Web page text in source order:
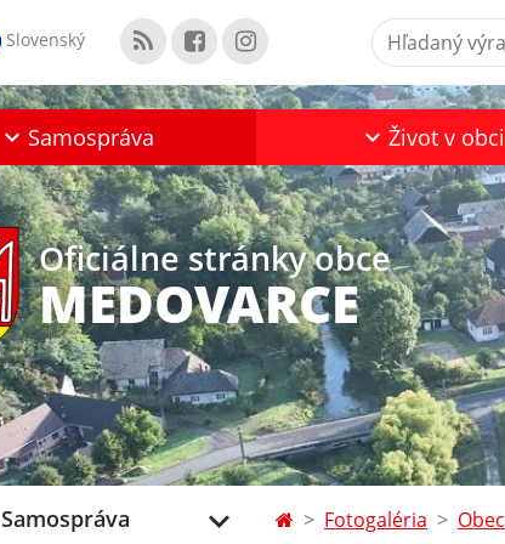
Slovenský Hľadaný výraz...
Samospráva Život v obci
Oficiálne stránky obce
MEDOVARCE
Samospráva Fotogaléria Obec